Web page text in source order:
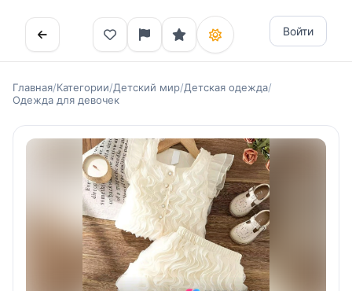
Войти
Главная/Категории/Детский мир/Детская одежда/
Одежда для девочек